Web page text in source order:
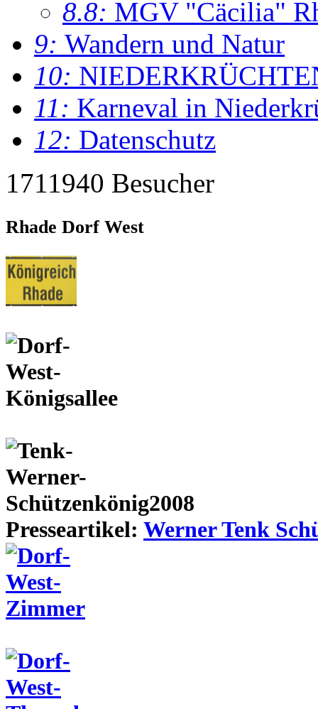
8.8: MGV "Cäcilia"
9: Wandern und Natur
10:
11: Karneval in
12: Datenschutz
1711940 Besucher
Rhade Dorf West
Presseartikel: Werner Tenk